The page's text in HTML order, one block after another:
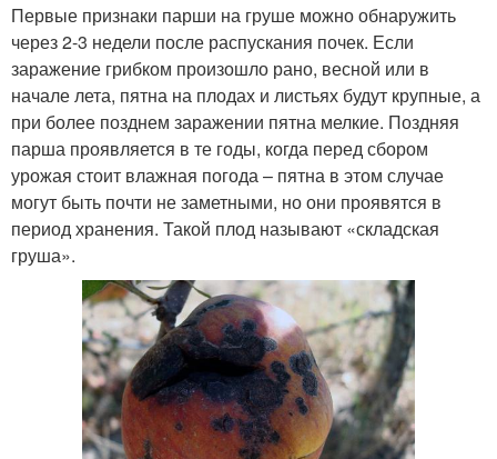
Первые признаки парши на груше можно обнаружить
через 2-3 недели после распускания почек. Если
заражение грибком произошло рано, весной или в
начале лета, пятна на плодах и листьях будут крупные, а
при более позднем заражении пятна мелкие. Поздняя
парша проявляется в те годы, когда перед сбором
урожая стоит влажная погода – пятна в этом случае
могут быть почти не заметными, но они проявятся в
период хранения. Такой плод называют «складская
груша».